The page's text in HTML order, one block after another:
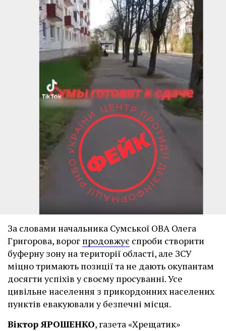
За словами начальника Сумської ОВА Олега
Григорова, ворог продовжує спроби створити
буферну зону на території області, але ЗСУ
міцно тримають позиції та не дають окупантам
досягти успіхів у своєму просуванні. Усе
цивільне населення з прикордонних населених
пунктів евакуювали у безпечні місця.
Віктор ЯРОШЕНКО, газета «Хрещатик»